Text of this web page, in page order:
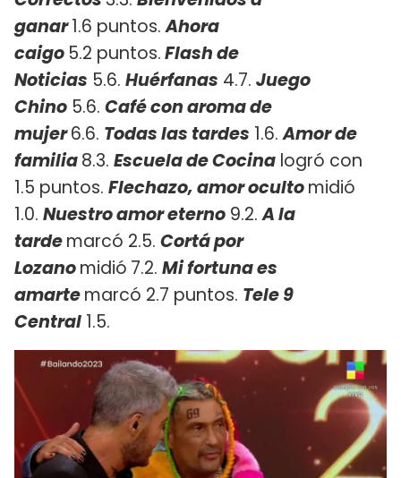
ganar1.6 puntos.Ahora
caigo5.2 puntos.Flash de
Noticias 5.6. Huérfanas 4.7. Juego
Chino 5.6. Café con aroma de
mujer6.6. Todas las tardes 1.6.Amor de
familia8.3. Escuela de Cocina logró con
1.5 puntos. Flechazo, amor ocultomidió
1.0. Nuestro amor eterno 9.2.A la
tardemarcó 2.5. Cortá por
Lozanomidió 7.2. Mi fortuna es
amartemarcó 2.7 puntos. Tele 9
Central 1.5.